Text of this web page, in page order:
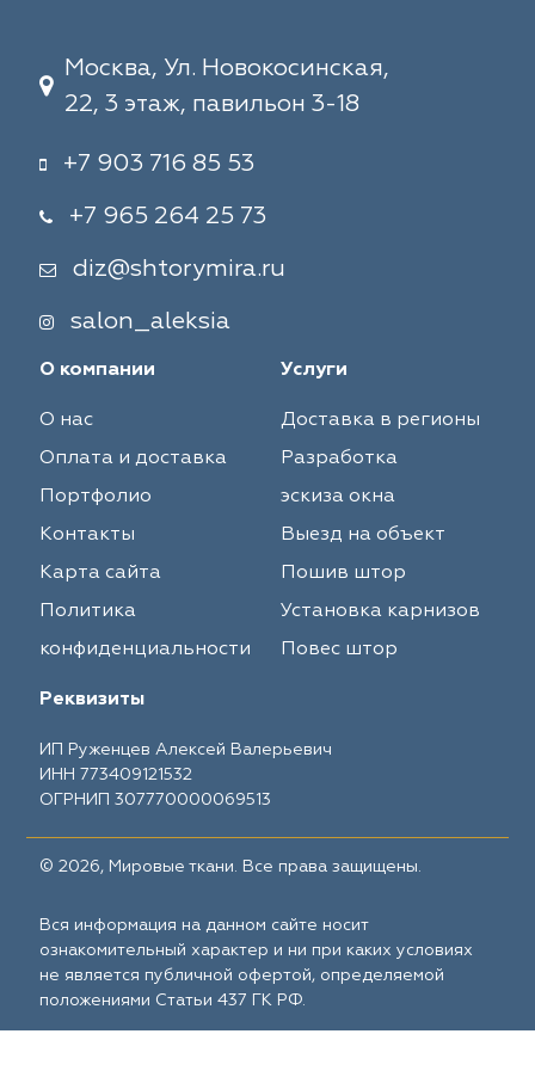
Москва, Ул. Новокосинская,
22, 3 этаж, павильон 3-18
+7 903 716 85 53
+7 965 264 25 73
diz@shtorymira.ru
salon_aleksia
О компании
О нас
Оплата и доставка
Портфолио
Контакты
Карта сайта
Политика
конфиденциальности
Услуги
Доставка в регионы
Разработка
эскиза окна
Выезд на объект
Пошив штор
Установка карнизов
Повес штор
Реквизиты
ИП Руженцев Алексей Валерьевич
ИНН 773409121532
ОГРНИП 307770000069513
© 2026, Мировые ткани. Все права защищены.
Вся информация на данном сайте носит
ознакомительный характер и ни при каких условиях
не является публичной офертой, определяемой
положениями Статьи 437 ГК РФ.